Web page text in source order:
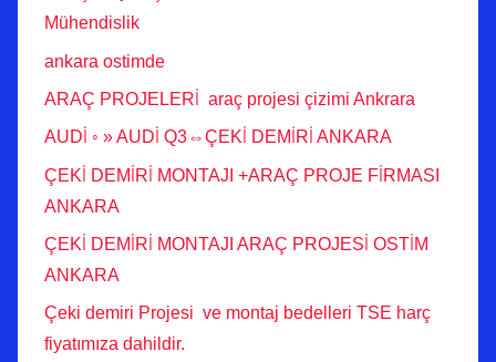
Mühendislik
ankara ostimde
ARAÇ PROJELERİ araç projesi çizimi Ankrara
AUDİ ◦ » AUDİ Q3⇔ÇEKİ DEMİRİ ANKARA
ÇEKİ DEMİRİ MONTAJI +ARAÇ PROJE FİRMASI
ANKARA
ÇEKİ DEMİRİ MONTAJI ARAÇ PROJESİ OSTİM
ANKARA
Çeki demiri Projesi ve montaj bedelleri TSE harç
fiyatımıza dahildir.